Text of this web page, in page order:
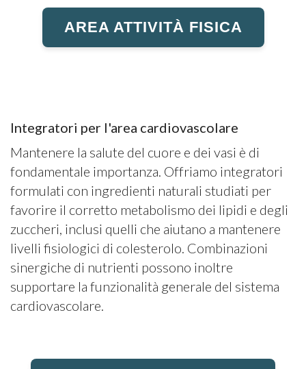
AREA ATTIVITÀ FISICA
Integratori per l'area cardiovascolare
Mantenere la salute del cuore e dei vasi è di
fondamentale importanza. Offriamo integratori
formulati con ingredienti naturali studiati per
favorire il corretto metabolismo dei lipidi e degli
zuccheri, inclusi quelli che aiutano a mantenere
livelli fisiologici di colesterolo. Combinazioni
sinergiche di nutrienti possono inoltre
supportare la funzionalità generale del sistema
cardiovascolare.